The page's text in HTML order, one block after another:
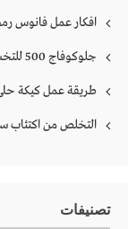
افكار عمل فانوس
جلوكوفاج 500 للتخسيس: هل تضحين بهرموناتكِ من أجل الميزان؟
طريقة عمل كيكة حلى
التخلص من اكتئاب
تصنيفات